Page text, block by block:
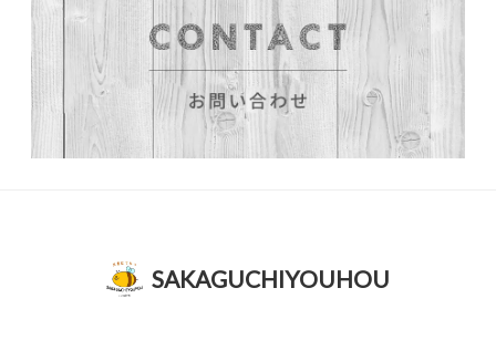
SAKAGUCHIYOUHOU